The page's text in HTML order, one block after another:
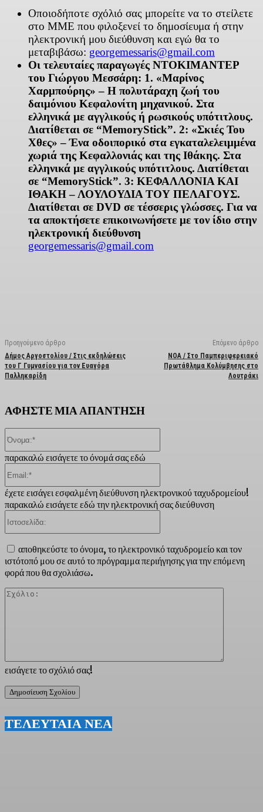
Οποιοδήποτε σχόλιό σας μπορείτε να το στείλετε
στο ΜΜΕ που φιλοξενεί το δημοσίευμα ή στην
ηλεκτρονική μου διεύθυνση και εγώ θα το
μεταβιβάσω: georgemessaris@gmail.com
Οι τελευταίες παραγωγές ΝΤΟΚΙΜΑΝΤΕΡ
του Γιώργου Μεσσάρη: 1. «Μαρίνος
Χαρμπούρης» – Η πολυτάραχη ζωή του
δαιμόνιου Κεφαλονίτη μηχανικού. Στα
ελληνικά με αγγλικούς ή ρωσικούς υπότιτλους.
Διατίθεται σε “MemoryStick”. 2: «Σκιές Του
Χθες» – Ένα οδοιπορικό στα εγκαταλελειμμένα
χωριά της Κεφαλλονιάς και της Ιθάκης. Στα
ελληνικά με αγγλικούς υπότιτλους. Διατίθεται
σε “MemoryStick”. 3: ΚΕΦΑΛΛΟΝΙΑ ΚΑΙ
ΙΘΑΚΗ – ΛΟΥΛΟΥΔΙΑ ΤΟΥ ΠΕΛΑΓΟΥΣ.
Διατίθεται σε DVD σε τέσσερις γλώσσες. Για να
τα αποκτήσετε επικοινωνήσετε με τον ίδιο στην
ηλεκτρονική διεύθυνση
georgemessaris@gmail.com
Προηγούμενο άρθρο
Δήμος Αργοστολίου / Στις εκδηλώσεις
του Γ Γυμνασίου για τον Ευαγόρα
Παλληκαρίδη
Επόμενο άρθρο
ΝΟΑ / Στο Παμπεριφερειακό
Πρωτάθλημα Κολύμβησης στο
Λουτράκι
ΑΦΗΣΤΕ ΜΙΑ ΑΠΑΝΤΗΣΗ
εισάγετε το σχόλιό σας!
παρακαλώ εισάγετε το όνομά σας εδώ
έχετε εισάγει εσφαλμένη διεύθυνση ηλεκτρονικού ταχυδρομείου!
παρακαλώ εισάγετε εδώ την ηλεκτρονική σας διεύθυνση
αποθηκεύστε το όνομα, το ηλεκτρονικό ταχυδρομείο και τον
ιστότοπό μου σε αυτό το πρόγραμμα περιήγησης για την επόμενη
φορά που θα σχολιάσω.
ΤΕΛΕΥΤΑΙΑ ΝΕΑ